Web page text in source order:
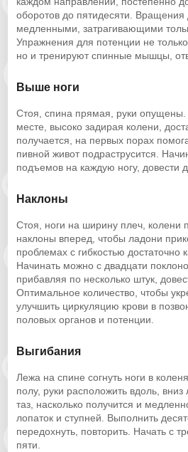
оборотов до пятидесяти.
медленными, затрагивающими
Упражнения для потенции не
но и тренируют спинные мышцы,
Выше ноги
Стоя, спина прямая, руки опущены.
месте, высоко задирая колени,
получается, на первых порах
пивной живот подраструсится.
подъемов на каждую ногу, довести
Наклоны
Стоя, ноги на ширину плеч, колени
наклоны вперед, чтобы ладони
проблемах с гибкостью достаточно
Начинать можно с двадцати
прибавляя по несколько штук,
Оптимальное количество, чтобы
улучшить циркуляцию крови в
половых органов и потенции.
Выгибания
Лежа на спине согнуть ноги в
полу, руки расположить вдоль,
таз, насколько получится и
лопаток и ступней. Выполнить
передохнуть, повторить. Начать с
пяти.